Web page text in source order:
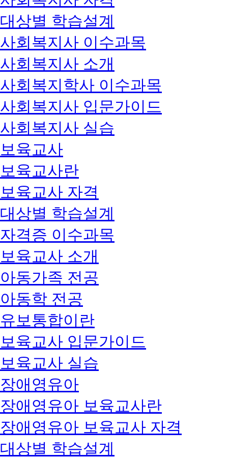
대상별 학습설계
사회복지사 이수과목
사회복지사 소개
사회복지학사 이수과목
사회복지사 입문가이드
사회복지사 실습
보육교사
보육교사란
보육교사 자격
대상별 학습설계
자격증 이수과목
보육교사 소개
아동가족 전공
아동학 전공
유보통합이란
보육교사 입문가이드
보육교사 실습
장애영유아
장애영유아 보육교사란
장애영유아 보육교사 자격
대상별 학습설계